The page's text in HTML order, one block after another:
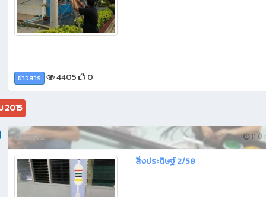
ข่าวสาร 4405 0
2015
11 ปี
ข่าวสาร
สิ่งประดิษฐ์ 2/58